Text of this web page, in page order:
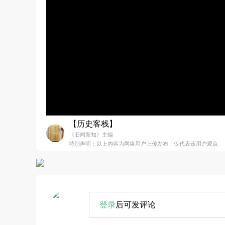
【历史客栈】
《旧闻新知》主编
特别声明：以上内容为网络用户上传发布，仅代表该用户观点
登录后可发评论